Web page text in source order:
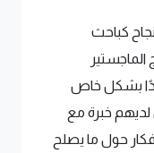
كباحث
بشكل خاص
لديهم خبرة مع
حول ما يصلح